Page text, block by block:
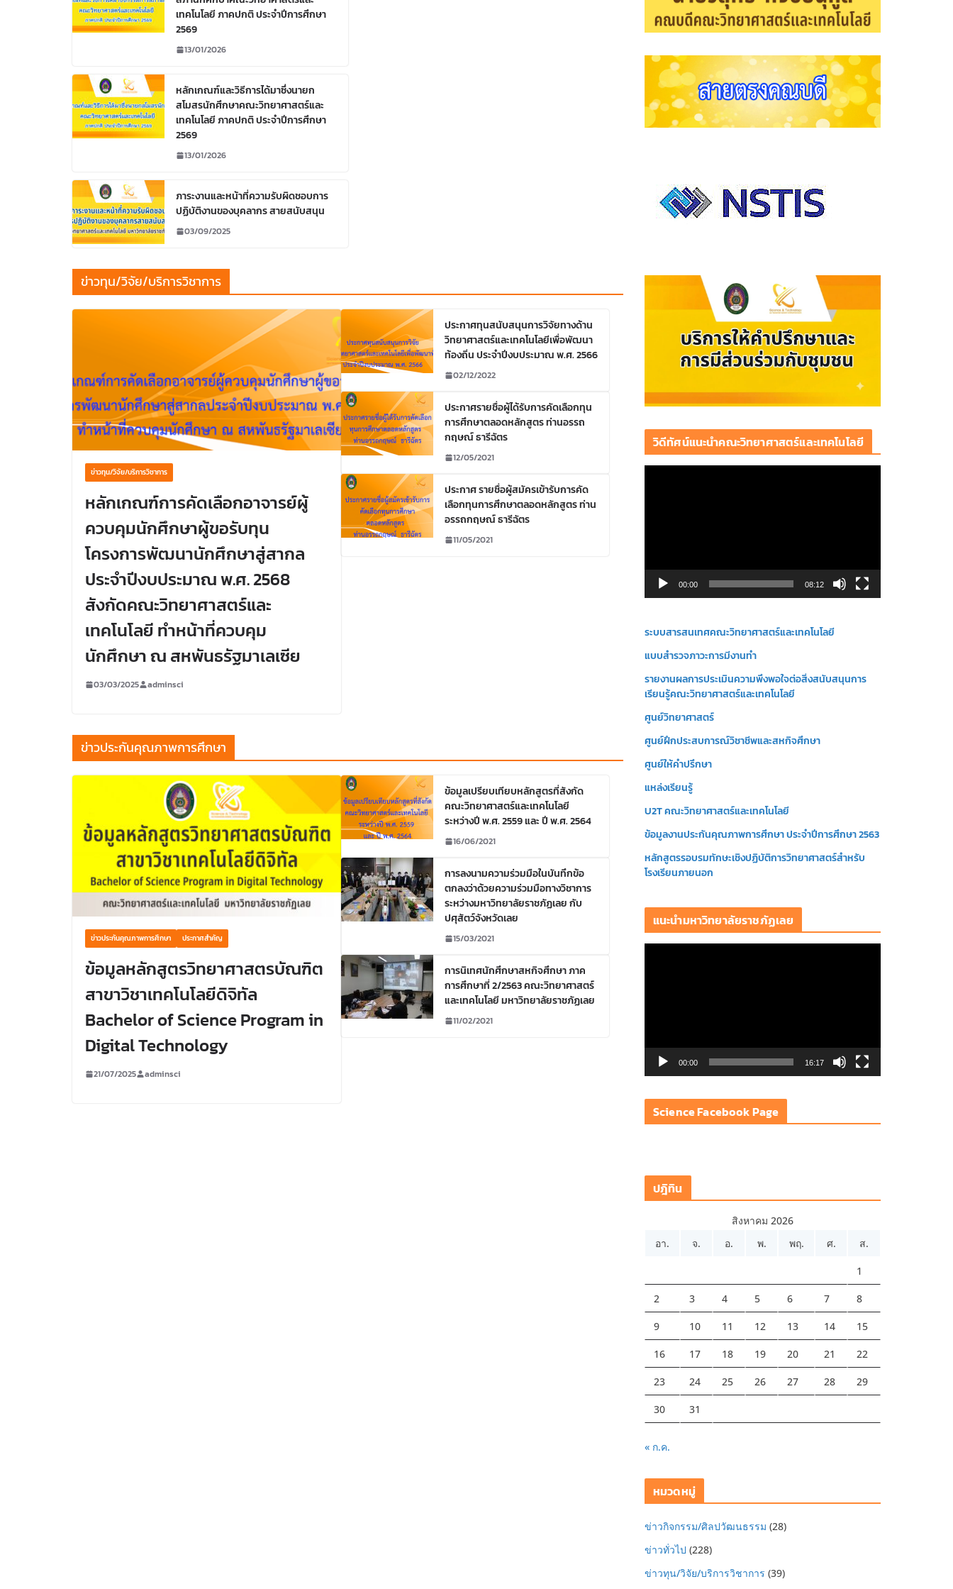
เทคโนโลยี ภาคปกติ ประจำปีการศึกษา
2569
13/01/2026
หลักเกณฑ์และวิธีการได้มาซึ่งนายก
สโมสรนักศึกษาคณะวิทยาศาสตร์และ
เทคโนโลยี ภาคปกติ ประจำปีการศึกษา
2569
13/01/2026
ภาระงานและหน้าที่ความรับผิดชอบการ
ปฏิบัติงานของบุคลากร สายสนับสนุน
03/09/2025
ข่าวทุน/วิจัย/บริการวิชาการ
ข่าวทุน/วิจัย/บริการวิชาการ
หลักเกณฑ์การคัดเลือกอาจารย์ผู้
ควบคุมนักศึกษาผู้ขอรับทุน
โครงการพัฒนานักศึกษาสู่สากล
ประจำปีงบประมาณ พ.ศ. 2568
สังกัดคณะวิทยาศาสตร์และ
เทคโนโลยี ทำหน้าที่ควบคุม
นักศึกษา ณ สหพันธรัฐมาเลเซีย
03/03/2025 adminsci
ประกาศทุนสนับสนุนการวิจัยทางด้าน
วิทยาศาสตร์และเทคโนโลยีเพื่อพัฒนา
ท้องถิ่น ประจำปีงบประมาณ พ.ศ. 2566
02/12/2022
ประกาศรายชื่อผู้ได้รับการคัดเลือกทุน
การศึกษาตลอดหลักสูตร ท่านอรรถ
กฤษณ์ ธารีฉัตร
12/05/2021
ประกาศ รายชื่อผู้สมัครเข้ารับการคัด
เลือกทุนการศึกษาตลอดหลักสูตร ท่าน
อรรถกฤษณ์ ธารีฉัตร
11/05/2021
ข่าวประกันคุณภาพการศึกษา
ข่าวประกันคุณภาพการศึกษา ประกาศสำคัญ
ข้อมูลหลักสูตรวิทยาศาสตรบัณฑิต
สาขาวิชาเทคโนโลยีดิจิทัล
Bachelor of Science Program in
Digital Technology
21/07/2025 adminsci
ข้อมูลเปรียบเทียบหลักสูตรที่สังกัด
คณะวิทยาศาสตร์และเทคโนโลยี
ระหว่างปี พ.ศ. 2559 และ ปี พ.ศ. 2564
16/06/2021
การลงนามความร่วมมือในบันทึกข้อ
ตกลงว่าด้วยความร่วมมือทางวิชาการ
ระหว่างมหาวิทยาลัยราชภัฏเลย กับ
ปศุสัตว์จังหวัดเลย
15/03/2021
การนิเทศนักศึกษาสหกิจศึกษา ภาค
การศึกษาที่ 2/2563 คณะวิทยาศาสตร์
และเทคโนโลยี มหาวิทยาลัยราชภัฏเลย
11/02/2021
วิดีทัศน์แนะนำคณะวิทยาศาสตร์และเทคโนโลยี
ล์
ดี
โ
00:00 08:12
ระบบสารสนเทศคณะวิทยาศาสตร์และเทคโนโลยี
แบบสำรวจภาวะการมีงานทำ
รายงานผลการประเมินความพึงพอใจต่อสิ่งสนับสนุนการ
เรียนรู้คณะวิทยาศาสตร์และเทคโนโลยี
ศูนย์วิทยาศาสตร์
ศูนย์ฝึกประสบการณ์วิชาชีพและสหกิจศึกษา
ศูนย์ให้คำปรึกษา
แหล่งเรียนรู้
U2T คณะวิทยาศาสตร์และเทคโนโลยี
ข้อมูลงานประกันคุณภาพการศึกษา ประจำปีการศึกษา 2563
หลักสูตรรอบรมทักษะเชิงปฏิบัติการวิทยาศาสตร์สำหรับ
โรงเรียนภายนอก
แนะนำมหาวิทยาลัยราชภัฏเลย
ล์
โ
00:00 16:17
Science Facebook Page
ปฎิทิน
สิงหาคม 2026
อา.
จ. อ. พ. พฤ. ศ. ส.
1
2 3 4 5 6 7 8
9 10 11 12 13 14 15
16 17 18 19 20 21 22
23 24 25 26 27 28 29
30 31
« ก.ค.
หมวดหมู่
ข่าวกิจกรรม/ศิลปวัฒนธรรม (28)
ข่าวทั่วไป (228)
ข่าวทุน/วิจัย/บริการวิชาการ (39)